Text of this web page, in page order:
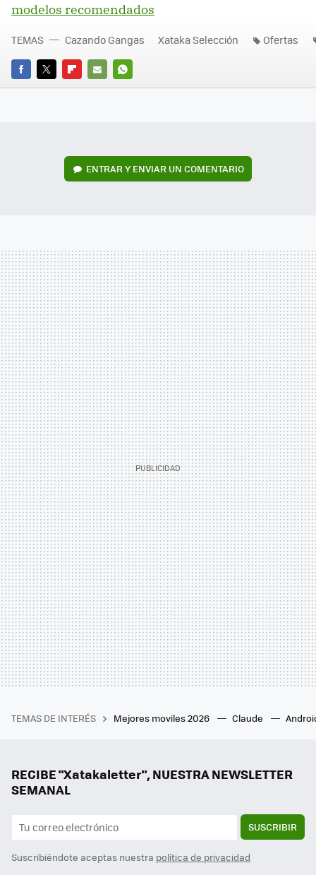
modelos recomendados
FACEBOOK
TWITTERFLIPBOARD
E-
WHATSAPP
TEMAS Cazando Gangas Xataka Selección Ofertas
ENTRAR Y ENVIAR UN COMENTARIO
TEMAS DE INTERÉS Mejores moviles 2026 Claude
RECIBE "Xatakaletter", NUESTRA NEWSLETTER
SEMANAL
SUSCRIBIR
Suscribiéndote aceptas nuestra política de privacidad